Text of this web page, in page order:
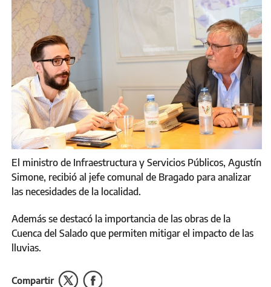
El ministro de Infraestructura y Servicios Públicos, Agustín
Simone, recibió al jefe comunal de Bragado para analizar
las necesidades de la localidad.
Además se destacó la importancia de las obras de la
Cuenca del Salado que permiten mitigar el impacto de las
lluvias.
Compartir